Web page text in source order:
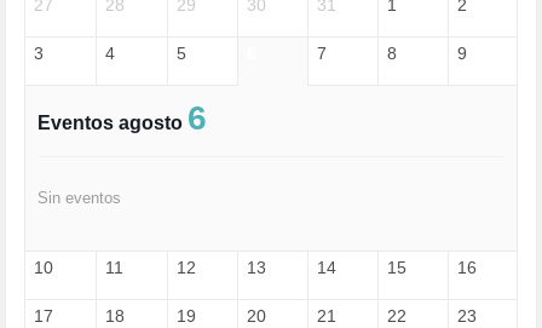
EMIGRACIÓN (4)
ESPECULACIÓN (2)
FELICIDAD (1)
FRANCISCO (5)
GUERRA (133)
HUMOR (1)
27 28 29 30 31 1 2
3 4 5 7 8 9
Eventos agosto 6
Sin eventos
10 11 12 13 14 15 16
17 18 19 20 21 22 23